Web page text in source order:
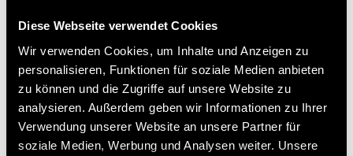
Diese Webseite verwendet Cookies
Wir verwenden Cookies, um Inhalte und Anzeigen zu
personalisieren, Funktionen für soziale Medien anbieten
zu können und die Zugriffe auf unsere Website zu
analysieren. Außerdem geben wir Informationen zu Ihrer
Verwendung unserer Website an unsere Partner für
soziale Medien, Werbung und Analysen weiter. Unsere